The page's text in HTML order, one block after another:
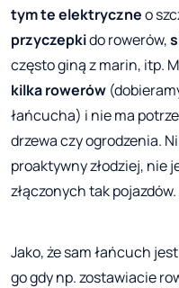
tym te elektryczneo
przyczepkido rowerów,
często giną z marin, itp.
kilka rowerów
łańcucha) i nie ma
drzewa czy ogrodzenia.
proaktywny złodziej, nie
złączonych tak pojazdów.
Jako, że sam łańcuch
go gdy np. zostawiacie